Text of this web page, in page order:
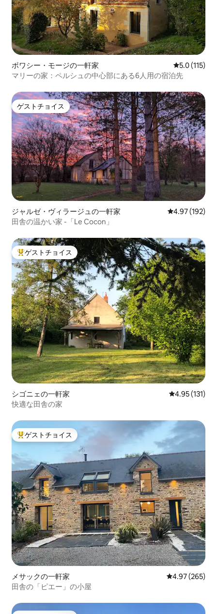
ボワシー・モージの一軒家 レビュー115
5.0 (115)
マリーの家：ペルシュの中心部にある6人用の宿泊先
ゲストチョイス
ゲストチョイス
ジャルゼ・ヴィラージュの一軒家 レビュー192
4.97 (192)
田舎の温かい家 -「Le Cocon」
大好評のゲストチョイスです。
ゲストチョイス
シゴニェの一軒家 レビュー131
4.95 (131)
快適な田舎の家
大好評のゲストチョイスです。
ゲストチョイス
メサックの一軒家 レビュー265
4.97 (265)
田舎の「ピエー」の小屋